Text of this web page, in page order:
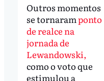
Outros momentos
se tornaramponto
de realce na
jornada de
Lewandowski,
como o voto que
estimulou a